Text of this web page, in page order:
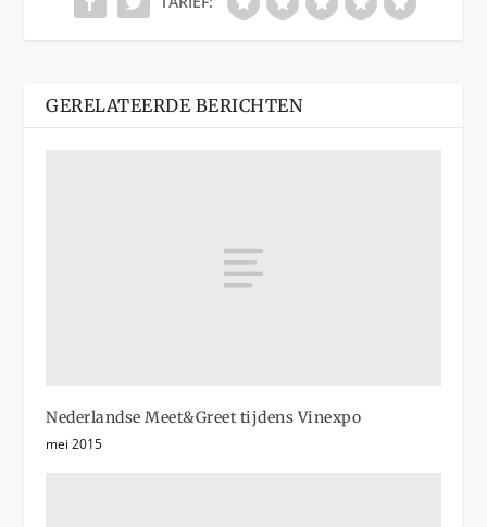
GERELATEERDE BERICHTEN
Nederlandse Meet&Greet tijdens Vinexpo
mei 2015